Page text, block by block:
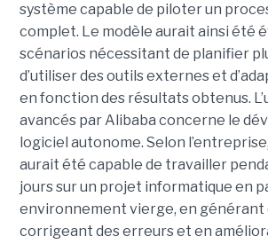
système capable de piloter un
complet. Le modèle aurait ainsi été
scénarios nécessitant de planifier
d’utiliser des outils externes et
en fonction des résultats obtenus.
avancés par Alibaba concerne le
logiciel autonome. Selon
aurait été capable de travailler
jours sur un projet informatique en
environnement vierge, en générant
corrigeant des erreurs et en